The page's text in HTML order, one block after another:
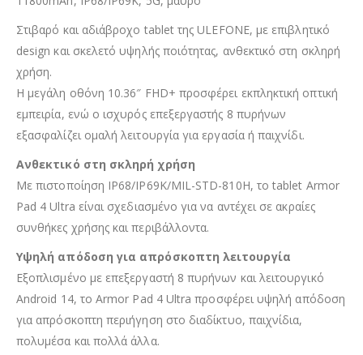
Στιβαρό και αδιάβροχο tablet της ULEFONE, με επιβλητικό
design και σκελετό υψηλής ποιότητας, ανθεκτικό στη σκληρή
χρήση.
Η μεγάλη οθόνη 10.36″ FHD+ προσφέρει εκπληκτική οπτική
εμπειρία, ενώ ο ισχυρός επεξεργαστής 8 πυρήνων
εξασφαλίζει ομαλή λειτουργία για εργασία ή παιχνίδι.
Ανθεκτικό στη σκληρή χρήση
Με πιστοποίηση IP68/IP69K/MIL-STD-810H, το tablet Armor
Pad 4 Ultra είναι σχεδιασμένο για να αντέχει σε ακραίες
συνθήκες χρήσης και περιβάλλοντα.
Υψηλή απόδοση για απρόσκοπτη λειτουργία
Εξοπλισμένο με επεξεργαστή 8 πυρήνων και λειτουργικό
Android 14, το Armor Pad 4 Ultra προσφέρει υψηλή απόδοση
για απρόσκοπτη περιήγηση στο διαδίκτυο, παιχνίδια,
πολυμέσα και πολλά άλλα.